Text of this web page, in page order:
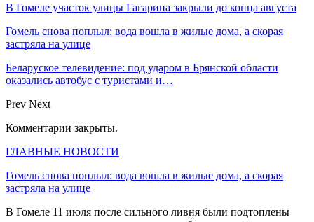
В Гомеле участок улицы Гагарина закрыли до конца августа
Гомель снова поплыл: вода вошла в жилые дома, а скорая
застряла на улице
Беларуское телевидение: под ударом в Брянской области
оказались автобус с туристами и…
Prev Next
Комментарии закрыты.
ГЛАВНЫЕ НОВОСТИ
Гомель снова поплыл: вода вошла в жилые дома, а скорая
застряла на улице
В Гомеле 11 июля после сильного ливня были подтоплены